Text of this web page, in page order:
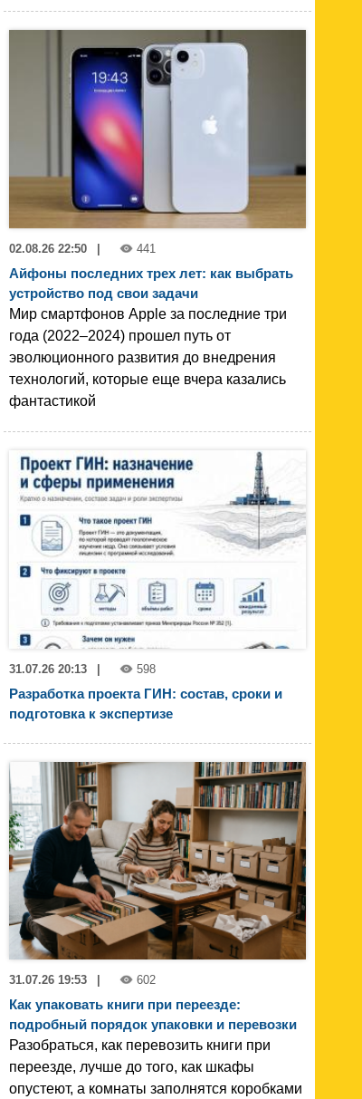
02.08.26 22:50 441
Айфоны последних трех лет: как выбрать
устройство под свои задачи
Мир смартфонов Apple за последние три
года (2022–2024) прошел путь от
эволюционного развития до внедрения
технологий, которые еще вчера казались
фантастикой
31.07.26 20:13 598
Разработка проекта ГИН: состав, сроки и
подготовка к экспертизе
31.07.26 19:53 602
Как упаковать книги при переезде:
подробный порядок упаковки и перевозки
Разобраться, как перевозить книги при
переезде, лучше до того, как шкафы
опустеют, а комнаты заполнятся коробками